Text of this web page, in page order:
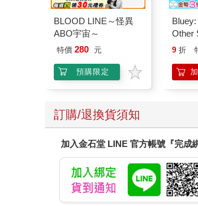
BLOOD LINE～怪異
ABO宇宙～
特價 280 元
預購限定
Other
9 折
訂購/退換貨須知
加入金石堂 LINE 官方帳號『完成